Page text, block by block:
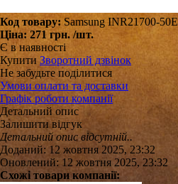
Код товару: Samsung INR21700-50E
Ціна: 271 грн./шт.
Є в наявності
Купити Зворотний дзвінок
Не забудьте поділитися
Умови оплати та доставки
Графік роботи компанії
Детальний опис
Залишити відгук
Детальний опис відсутній..
Доданий: 12 жовтня 2025, 23:32
Оновлений: 12 жовтня 2025, 23:32
Схожі товари компанії: